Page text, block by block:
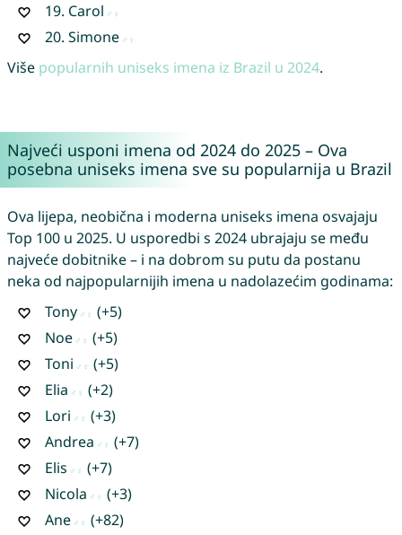
19. Carol
20. Simone
Više popularnih uniseks imena iz Brazil u 2024.
Najveći usponi imena od 2024 do 2025 – Ova
posebna uniseks imena sve su popularnija u Brazil
Ova lijepa, neobična i moderna uniseks imena osvajaju
Top 100 u 2025. U usporedbi s 2024 ubrajaju se među
najveće dobitnike – i na dobrom su putu da postanu
neka od najpopularnijih imena u nadolazećim godinama:
Tony
(+5)
Noe
(+5)
Toni
(+5)
Elia
(+2)
Lori
(+3)
Andrea
(+7)
Elis
(+7)
Nicola
(+3)
Ane
(+82)